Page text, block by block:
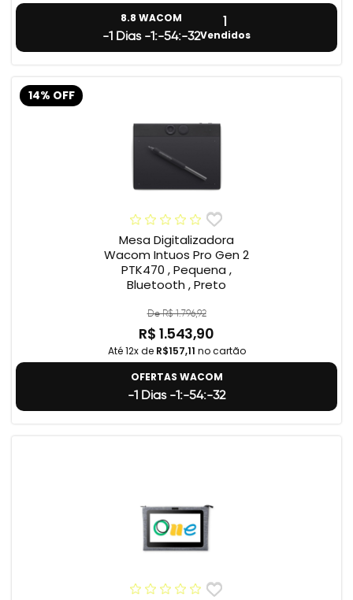
8.8 WACOM
-1 Dias -1:-54:-33
1
Vendidos
14% OFF
Mesa Digitalizadora
Wacom Intuos Pro Gen 2
PTK470 , Pequena ,
Bluetooth , Preto
De R$ 1.796,92
R$ 1.543,90
Até 12x de R$157,11 no cartão
OFERTAS WACOM
-1 Dias -1:-54:-33